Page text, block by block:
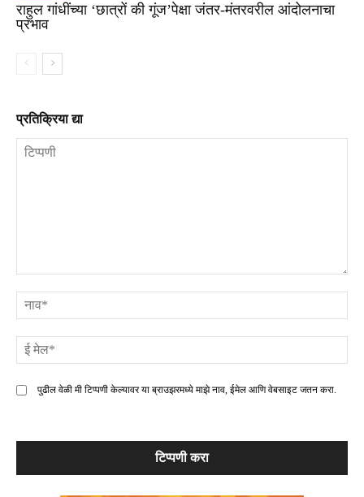
राहुल गांधींच्या ‘छात्रों की गूंज’पेक्षा जंतर-मंतरवरील आंदोलनाचा
प्रभाव
प्रतिक्रिया द्या
पुढील वेळी मी टिप्पणी केल्यावर या ब्राउझरमध्ये माझे नाव, ईमेल आणि वेबसाइट जतन करा.